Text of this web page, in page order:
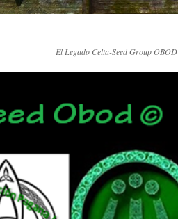
El Legado Celta-Seed Group OBOD